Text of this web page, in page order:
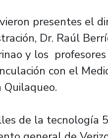
presentes el
Dr. Raúl
y los
con el
de la tecnología